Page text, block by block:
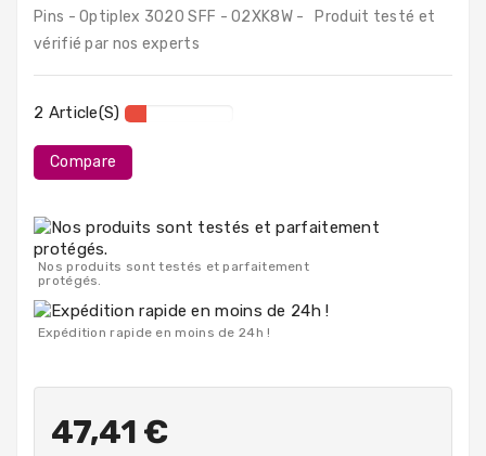
Composants
Portables
Destockage
Pins - Optiplex 3020 SFF - 02XK8W - Produit testé et
vérifié par nos experts
2 Article(s)
Compare
Nos produits sont testés et parfaitement
protégés.
Expédition rapide en moins de 24h !
47,41 €